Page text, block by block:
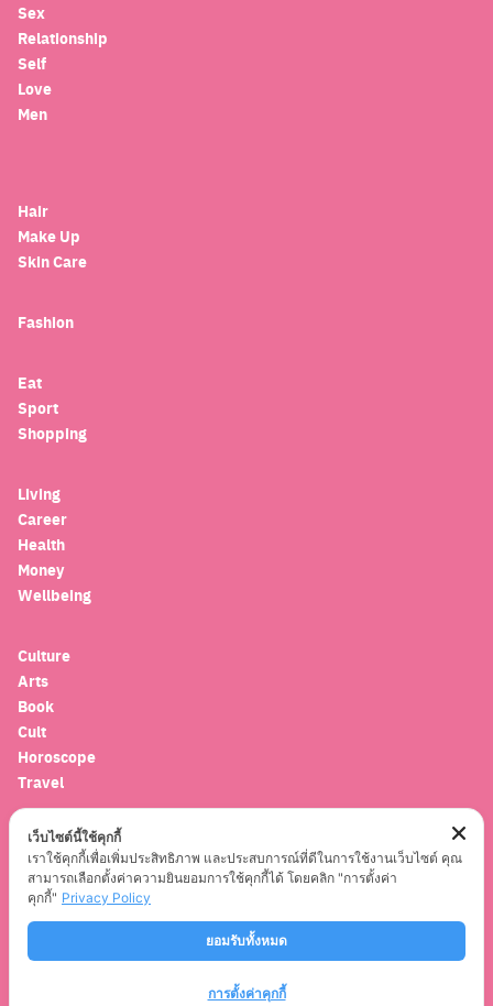
Sex
Relationship
Self
Love
Men
Hair
Make Up
Skin Care
Fashion
Eat
Sport
Shopping
Living
Career
Health
Money
Wellbeing
Culture
Arts
Book
Cult
Horoscope
Travel
Entertainment
Celebrity
Movies
Musics
เว็บไซต์นี้ใช้คุกกี้
เราใช้คุกกี้เพื่อเพิ่มประสิทธิภาพ และประสบการณ์ที่ดีในการใช้งานเว็บไซต์ คุณ
สามารถเลือกตั้งค่าความยินยอมการใช้คุกกี้ได้ โดยคลิก "การตั้งค่า
คุกกี้" Privacy Policy
ยอมรับทั้งหมด
การตั้งค่าคุกกี้